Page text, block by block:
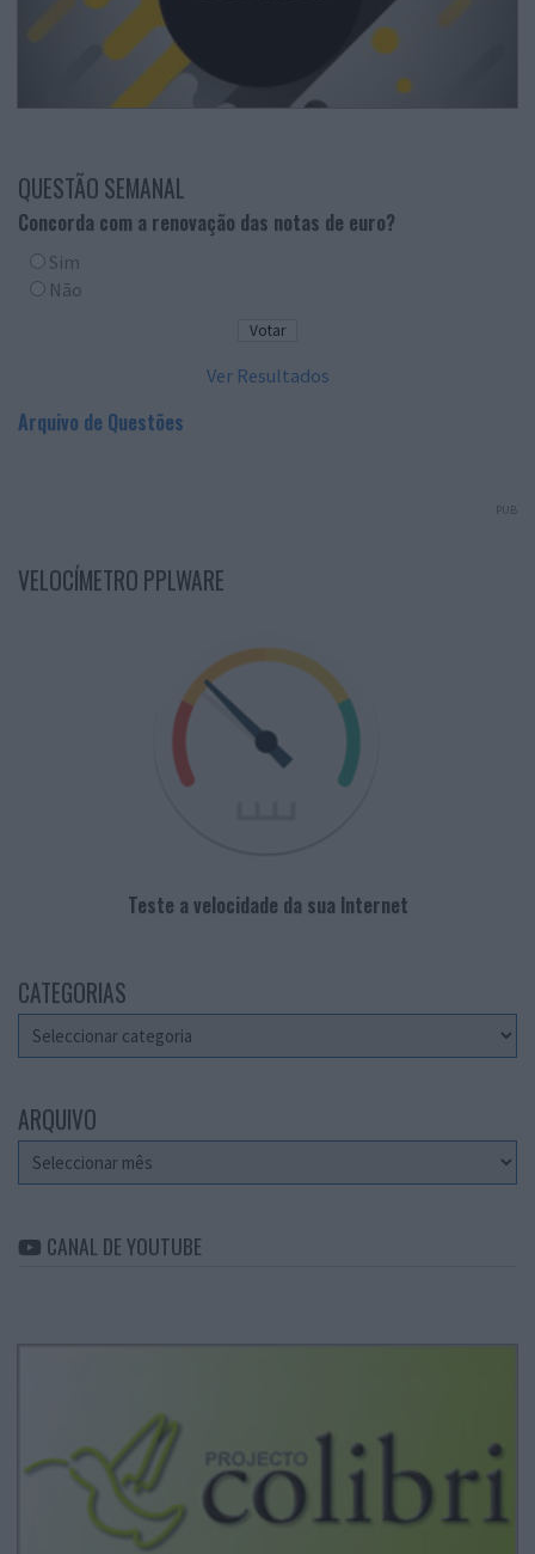
QUESTÃO SEMANAL
Concorda com a renovação das notas de euro?
Sim
Não
Ver Resultados
Arquivo de Questões
PUB
VELOCÍMETRO PPLWARE
Teste a velocidade da sua Internet
CATEGORIAS
Categorias
ARQUIVO
Arquivo
CANAL DE YOUTUBE